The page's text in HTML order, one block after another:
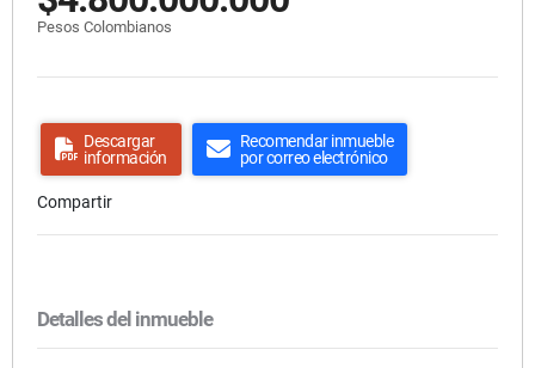
Pesos Colombianos
Descargar
información
Recomendar inmueble
por correo electrónico
Compartir
Detalles del inmueble